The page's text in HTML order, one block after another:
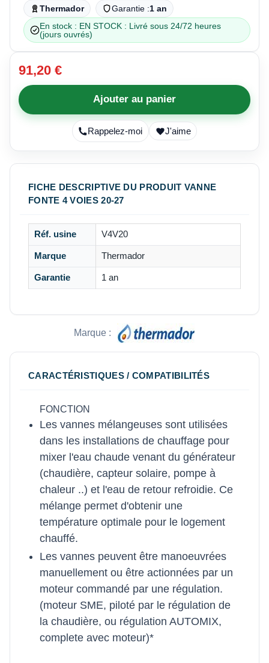
Thermador Garantie :1 an
En stock : EN STOCK : Livré sous 24/72 heures
(jours ouvrés)
91,20 €
Ajouter au panier
Rappelez-moi J'aime
FICHE DESCRIPTIVE DU PRODUIT VANNE
FONTE 4 VOIES 20-27
Réf. usine V4V20
Marque Thermador
Garantie 1 an
Marque :
CARACTÉRISTIQUES / COMPATIBILITÉS
FONCTION
Les vannes mélangeuses sont utilisées
dans les installations de chauffage pour
mixer l'eau chaude venant du générateur
(chaudière, capteur solaire, pompe à
chaleur ..) et l'eau de retour refroidie. Ce
mélange permet d'obtenir une
température optimale pour le logement
chauffé.
Les vannes peuvent être manoeuvrées
manuellement ou être actionnées par un
moteur commandé par une régulation.
(moteur SME, piloté par le régulation de
la chaudière, ou régulation AUTOMIX,
complete avec moteur)*